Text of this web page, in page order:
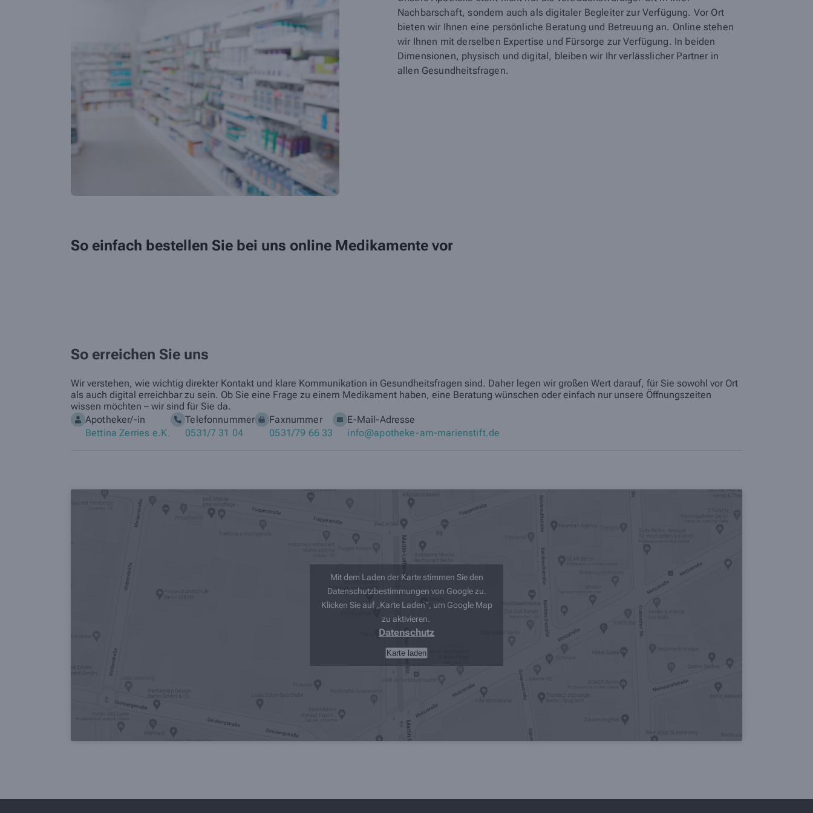
Nachbarschaft, sondern auch als digitaler Begleiter zur Verfügung. Vor Ort
bieten wir Ihnen eine persönliche Beratung und Betreuung an. Online stehen
wir Ihnen mit derselben Expertise und Fürsorge zur Verfügung. In beiden
Dimensionen, physisch und digital, bleiben wir Ihr verlässlicher Partner in
allen Gesundheitsfragen.
So einfach bestellen Sie bei uns online Medikamente vor
So erreichen Sie uns
Wir verstehen, wie wichtig direkter Kontakt und klare Kommunikation in Gesundheitsfragen sind. Daher legen wir großen Wert darauf, für Sie sowohl vor Ort
als auch digital erreichbar zu sein. Ob Sie eine Frage zu einem Medikament haben, eine Beratung wünschen oder einfach nur unsere Öffnungszeiten
wissen möchten – wir sind für Sie da.
Apotheker/-in
Bettina Zerries e.K.
Telefonnummer
0531/7 31 04
Faxnummer
0531/79 66 33
E-Mail-Adresse
info@apotheke-am-marienstift.de
Mit dem Laden der Karte stimmen Sie den
Datenschutzbestimmungen von Google zu.
Klicken Sie auf „Karte Laden“, um Google Map
zu aktivieren.
Datenschutz
Karte laden